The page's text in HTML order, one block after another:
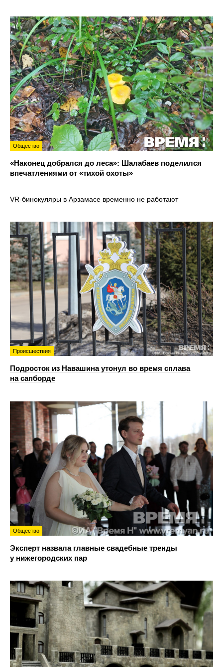
Общество
«Наконец добрался до леса»: Шалабаев поделился
впечатлениями от «тихой охоты»
VR‑бинокуляры в Арзамасе временно не работают
Происшествия
Подросток из Навашина утонул во время сплава
на сапборде
Общество
Эксперт назвала главные свадебные тренды
у нижегородских пар